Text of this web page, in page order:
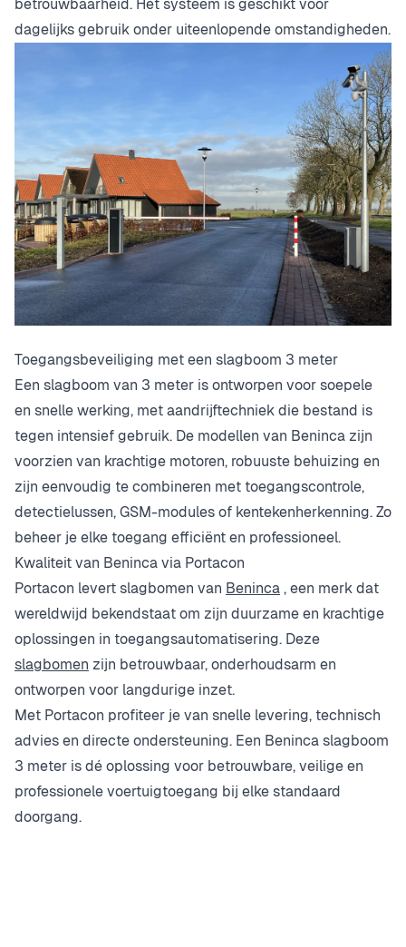
betrouwbaarheid. Het systeem is geschikt voor
dagelijks gebruik onder uiteenlopende omstandigheden.
Toegangsbeveiliging met een slagboom 3 meter
Een slagboom van 3 meter is ontworpen voor soepele
en snelle werking, met aandrijftechniek die bestand is
tegen intensief gebruik. De modellen van Beninca zijn
voorzien van krachtige motoren, robuuste behuizing en
zijn eenvoudig te combineren met toegangscontrole,
detectielussen, GSM-modules of kentekenherkenning. Zo
beheer je elke toegang efficiënt en professioneel.
Kwaliteit van Beninca via Portacon
Portacon levert slagbomen van Beninca, een merk dat
wereldwijd bekendstaat om zijn duurzame en krachtige
oplossingen in toegangsautomatisering. Deze
slagbomen zijn betrouwbaar, onderhoudsarm en
ontworpen voor langdurige inzet.
Met Portacon profiteer je van snelle levering, technisch
advies en directe ondersteuning. Een Beninca slagboom
3 meter is dé oplossing voor betrouwbare, veilige en
professionele voertuigtoegang bij elke standaard
doorgang.